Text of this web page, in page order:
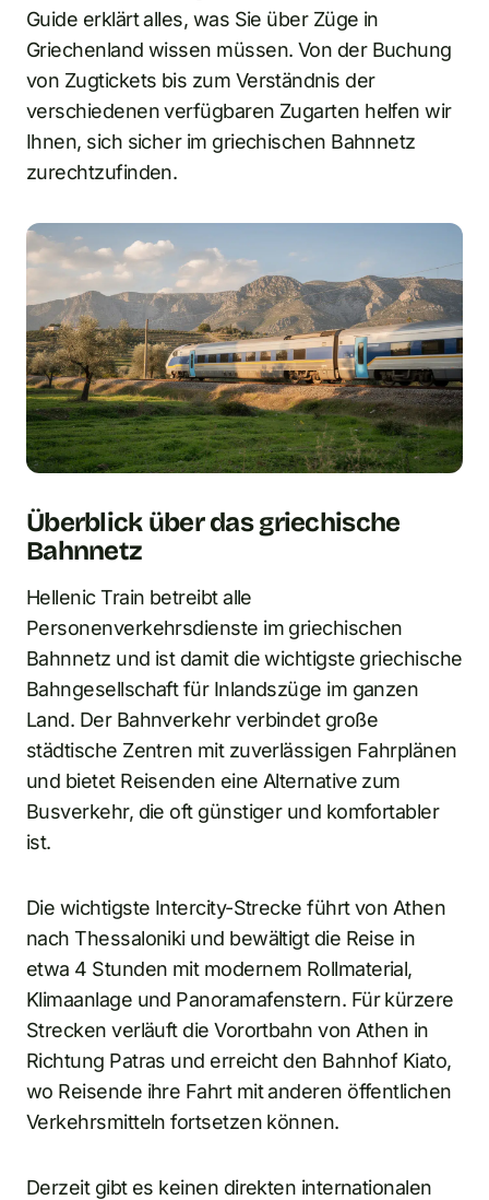
Guide erklärt alles, was Sie über Züge in
Griechenland wissen müssen. Von der Buchung
von Zugtickets bis zum Verständnis der
verschiedenen verfügbaren Zugarten helfen wir
Ihnen, sich sicher im griechischen Bahnnetz
zurechtzufinden.
Überblick über das griechische
Bahnnetz
Hellenic Train betreibt alle
Personenverkehrsdienste im griechischen
Bahnnetz und ist damit die wichtigste griechische
Bahngesellschaft für Inlandszüge im ganzen
Land. Der Bahnverkehr verbindet große
städtische Zentren mit zuverlässigen Fahrplänen
und bietet Reisenden eine Alternative zum
Busverkehr, die oft günstiger und komfortabler
ist.
Die wichtigste Intercity-Strecke führt von Athen
nach Thessaloniki und bewältigt die Reise in
etwa 4 Stunden mit modernem Rollmaterial,
Klimaanlage und Panoramafenstern. Für kürzere
Strecken verläuft die Vorortbahn von Athen in
Richtung Patras und erreicht den Bahnhof Kiato,
wo Reisende ihre Fahrt mit anderen öffentlichen
Verkehrsmitteln fortsetzen können.
Derzeit gibt es keinen direkten internationalen